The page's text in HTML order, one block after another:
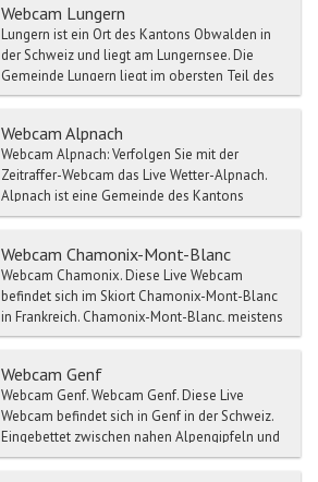
Webcam Lungern
Lungern ist ein Ort des Kantons Obwalden in
der Schweiz und liegt am Lungernsee. Die
Gemeinde Lungern liegt im obersten Teil des
Kantons Obwalden. ...
Webcam Alpnach
Webcam Alpnach: Verfolgen Sie mit der
Zeitraffer-Webcam das Live Wetter-Alpnach.
Alpnach ist eine Gemeinde des Kantons
Obwalden in de...
Webcam Chamonix-Mont-Blanc
Webcam Chamonix. Diese Live Webcam
befindet sich im Skiort Chamonix-Mont-Blanc
in Frankreich. Chamonix-Mont-Blanc, meistens
kurz Cham...
Webcam Genf
Webcam Genf. Webcam Genf. Diese Live
Webcam befindet sich in Genf in der Schweiz.
Eingebettet zwischen nahen Alpengipfeln und
...